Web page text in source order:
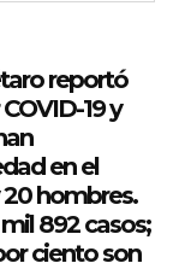
reportó
19 y
en el
hombres.
892 casos;
ciento son